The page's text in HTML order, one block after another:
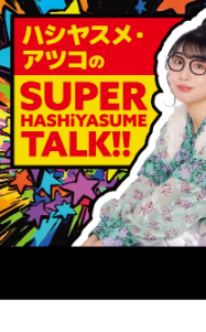
ランドプロデューサー
なっているそうです。
だ！」と感心しながら
会社経営の魅力につい
って脳みそなんで、宇
ます。「自分が想像し
る」と語り、音楽のよう
とは異なり、会社経営
自由さがあると説明しま
明かし、「親父が起業
く改善し、現在では世界
国として知られています
その背景について森下さ
の特性をどう活かしてい
ます。「1人の人材も無
と、それぞれの個性や能
が、大きな変化につな
フィンランドを訪れたこ